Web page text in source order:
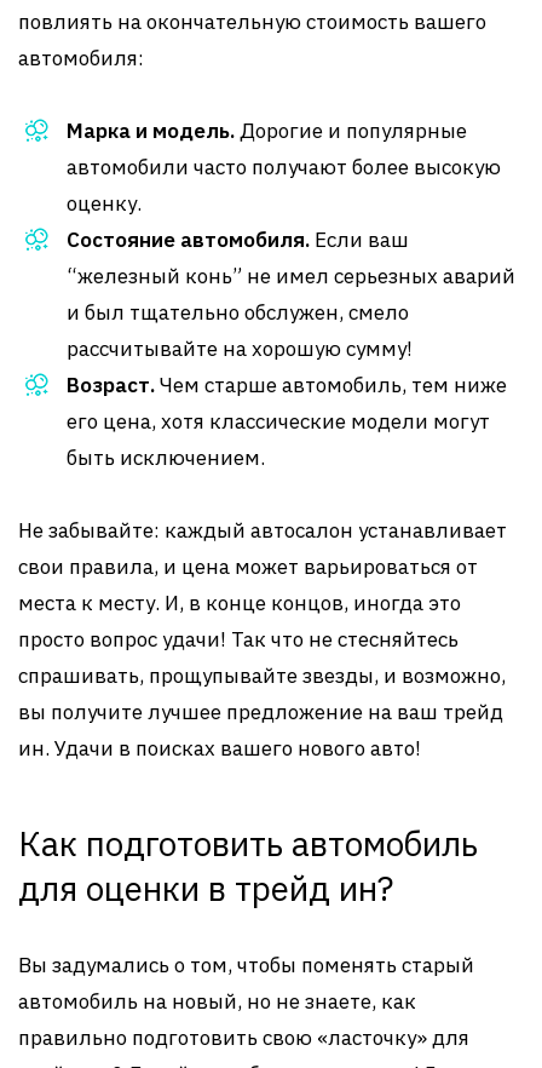
повлиять на окончательную стоимость вашего
автомобиля:
Марка и модель.Дорогие и популярные
автомобили часто получают более высокую
оценку.
Состояние автомобиля. Если ваш
“железный конь” не имел серьезных аварий
и был тщательно обслужен, смело
рассчитывайте на хорошую сумму!
Возраст.Чем старше автомобиль, тем ниже
его цена, хотя классические модели могут
быть исключением.
Не забывайте: каждый автосалон устанавливает
свои правила, и цена может варьироваться от
места к месту. И, в конце концов, иногда это
просто вопрос удачи! Так что не стесняйтесь
спрашивать, прощупывайте звезды, и возможно,
вы получите лучшее предложение на ваш трейд
ин. Удачи в поисках вашего нового авто!
Как подготовить автомобиль
для оценки в трейд ин?
Вы задумались о том, чтобы поменять старый
автомобиль на новый, но не знаете, как
правильно подготовить свою «ласточку» для